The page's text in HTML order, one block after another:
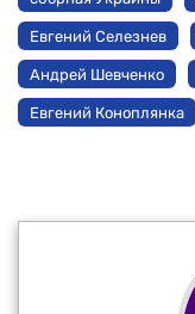
Евгений Селезнев
Андрей Шевченко
Евгений Коноплянка